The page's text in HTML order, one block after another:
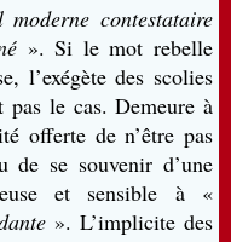
contestataire
». Si le mot rebelle
l’exégète des scolies
pas le cas. Demeure à
offerte de n’être pas
de se souvenir d’une
et sensible à «
». L’implicite des